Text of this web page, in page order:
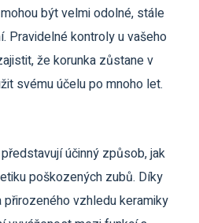
být velmi odolné, stále
Pravidelné kontroly u vašeho
že korunka zůstane v
svému účelu po mnoho let.
účinný způsob, jak
poškozených zubů. Díky
vzhledu keramiky